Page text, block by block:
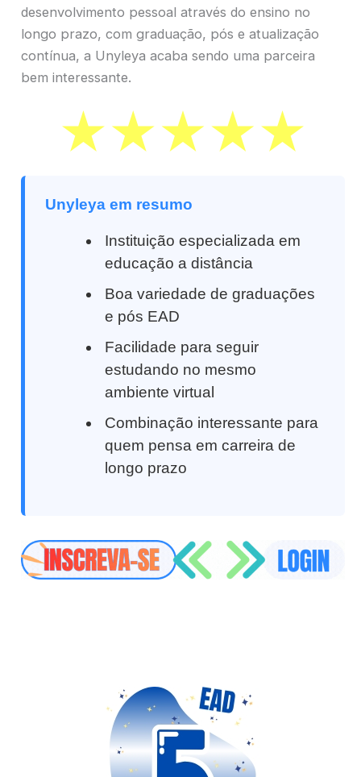
desenvolvimento pessoal através do ensino no
longo prazo, com graduação, pós e atualização
contínua, a Unyleya acaba sendo uma parceira
bem interessante.
Unyleya em resumo
Instituição especializada em
educação a distância
Boa variedade de graduações
e pós EAD
Facilidade para seguir
estudando no mesmo
ambiente virtual
Combinação interessante para
quem pensa em carreira de
longo prazo